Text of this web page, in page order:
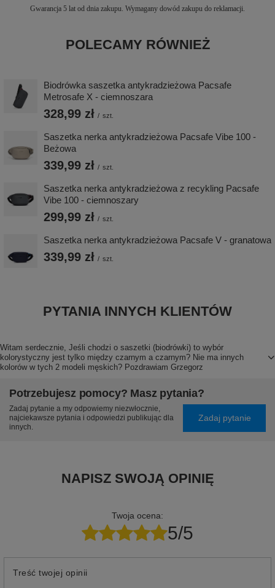
Gwarancja 5 lat od dnia zakupu. Wymagany dowód zakupu do reklamacji.
POLECAMY RÓWNIEŻ
Biodrówka saszetka antykradzieżowa Pacsafe
Metrosafe X - ciemnoszara
328,99 zł / szt.
Saszetka nerka antykradzieżowa Pacsafe Vibe 100 -
Beżowa
339,99 zł / szt.
Saszetka nerka antykradzieżowa z recykling Pacsafe
Vibe 100 - ciemnoszary
299,99 zł / szt.
Saszetka nerka antykradzieżowa Pacsafe V - granatowa
339,99 zł / szt.
PYTANIA INNYCH KLIENTÓW
Witam serdecznie, Jeśli chodzi o saszetki (biodrówki) to wybór
kolorystyczny jest tylko między czarnym a czarnym? Nie ma innych
kolorów w tych 2 modeli męskich? Pozdrawiam Grzegorz
Potrzebujesz pomocy? Masz pytania?
Zadaj pytanie a my odpowiemy niezwłocznie,
najciekawsze pytania i odpowiedzi publikując dla
innych.
Zadaj pytanie
NAPISZ SWOJĄ OPINIĘ
Twoja ocena:
5/5
Treść twojej opinii